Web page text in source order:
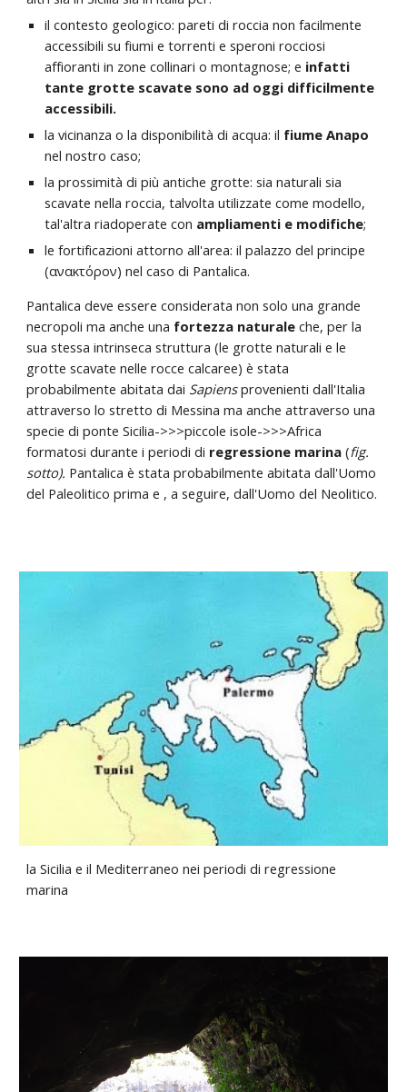
il contesto geologico: pareti di roccia non facilmente
accessibili su fiumi e torrenti e speroni rocciosi
affioranti in zone collinari o montagnose; e infatti
tante grotte scavate sono ad oggi difficilmente
accessibili.
la vicinanza o la disponibilità di acqua: il fiume Anapo
nel nostro caso;
la prossimità di più antiche grotte: sia naturali sia
scavate nella roccia, talvolta utilizzate come modello,
tal'altra riadoperate con ampliamenti e modifiche;
le fortificazioni attorno all'area: il palazzo del principe
(ανακτόρον) nel caso di Pantalica.
Pantalica deve essere considerata non solo una grande
necropoli ma anche una fortezza naturale che, per la
sua stessa intrinseca struttura (le grotte naturali e le
grotte scavate nelle rocce calcaree) è stata
probabilmente abitata dai Sapiens provenienti dall'Italia
attraverso lo stretto di Messina ma anche attraverso una
specie di ponte Sicilia->>>piccole isole->>>Africa
formatosi durante i periodi di regressione marina (fig.
sotto). Pantalica è stata probabilmente abitata dall'Uomo
del Paleolitico prima e , a seguire, dall'Uomo del Neolitico.
la Sicilia e il Mediterraneo nei periodi di regressione
marina